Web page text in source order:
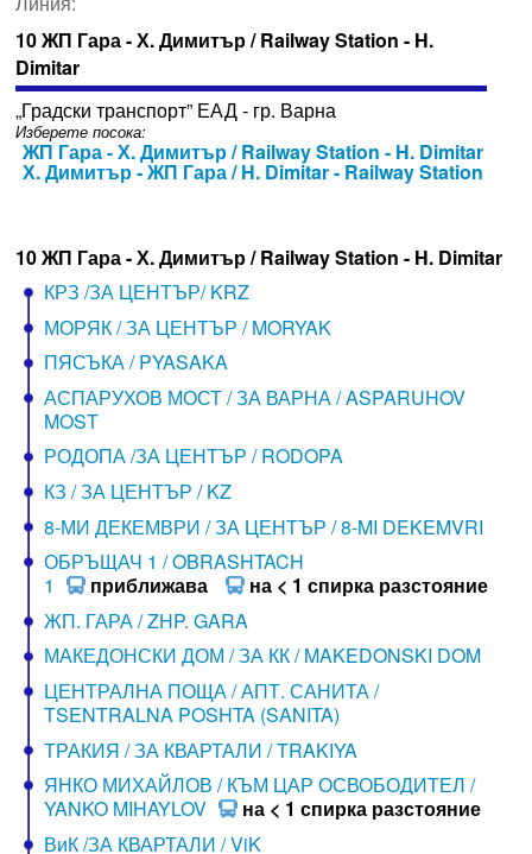
10 ЖП Гара - Х. Димитър / Railway Station - H.
Dimitar
„Градски транспорт” ЕАД - гр. Варна
Изберете посока:
ЖП Гара - Х. Димитър / Railway Station - H. Dimitar
Х. Димитър - ЖП Гара / H. Dimitar - Railway Station
10 ЖП Гара - Х. Димитър / Railway Station - H. Dimitar
КРЗ /ЗА ЦЕНТЪР/ KRZ
МОРЯК / ЗА ЦЕНТЪР / MORYAK
ПЯСЪКА / PYASAKA
АСПАРУХОВ МОСТ / ЗА ВАРНА / ASPARUHOV
MOST
РОДОПА /ЗА ЦЕНТЪР / RODOPA
КЗ / ЗА ЦЕНТЪР / KZ
8-МИ ДЕКЕМВРИ / ЗА ЦЕНТЪР / 8-MI DEKEMVRI
ОБРЪЩАЧ 1 / OBRASHTACH
1
приближава
на < 1 спирка разстояние
ЖП. ГАРА / ZHP. GARA
МАКЕДОНСКИ ДОМ / ЗА КК / MAKEDONSKI DOM
ЦЕНТРАЛНА ПОЩА / АПТ. САНИТА /
TSENTRALNA POSHTA (SANITA)
ТРАКИЯ / ЗА КВАРТАЛИ / TRAKIYA
ЯНКО МИХАЙЛОВ / КЪМ ЦАР ОСВОБОДИТЕЛ /
YANKO MIHAYLOV
на < 1 спирка разстояние
ВиК /ЗА КВАРТАЛИ / ViK